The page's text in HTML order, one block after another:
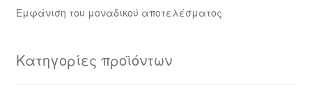
Εμφάνιση του μοναδικού αποτελέσματος
Κατηγορίες προϊόντων